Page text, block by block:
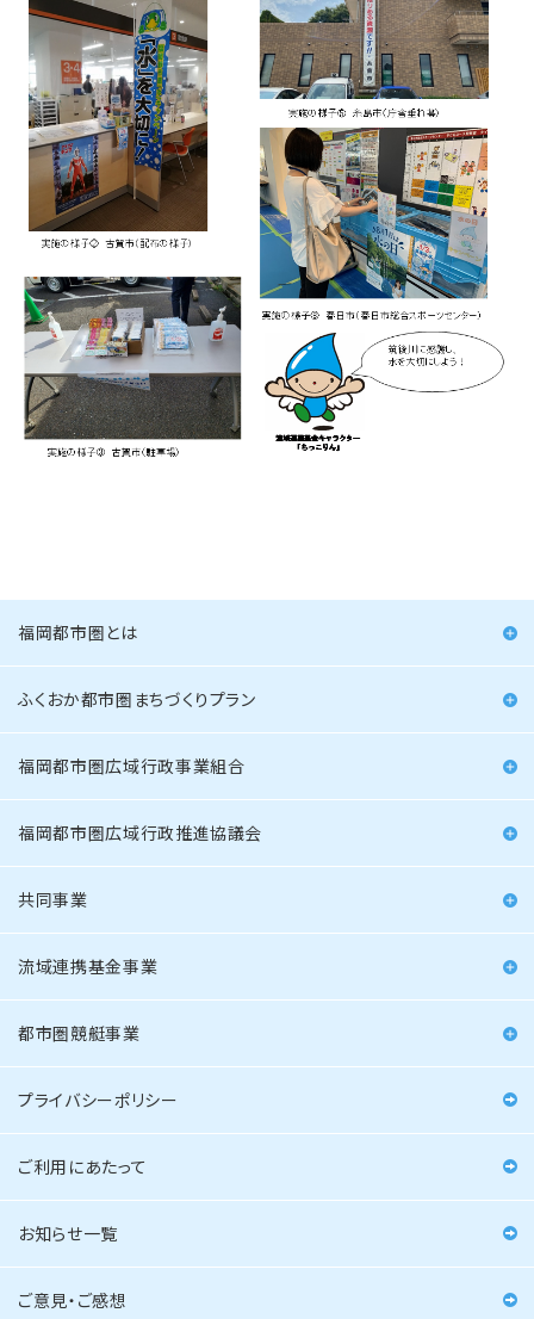
福岡都市圏とは
ふくおか都市圏まちづくりプラン
福岡都市圏広域行政事業組合
福岡都市圏広域行政推進協議会
共同事業
流域連携基金事業
都市圏競艇事業
プライバシーポリシー
ご利用にあたって
お知らせ一覧
ご意見・ご感想